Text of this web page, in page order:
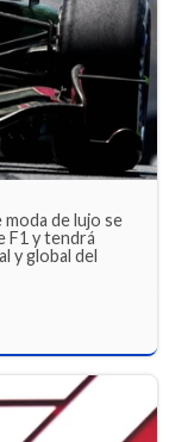
moda de lujo se
F1 y tendrá
y global del